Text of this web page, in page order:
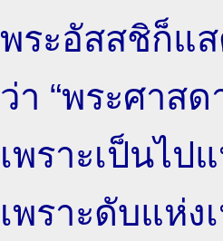
พระอัสสชิก็แ
ว่า “พระศาส
เพราะเป็นไ
เพราะดับแห่ง